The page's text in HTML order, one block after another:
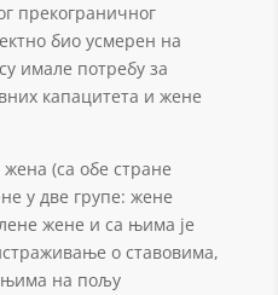
прекограничног
биo усмерен на
имале потребу за
капацитета и жене
(са обе стране
у две групе: жене
жене и са њима је
о ставовима,
на пољу